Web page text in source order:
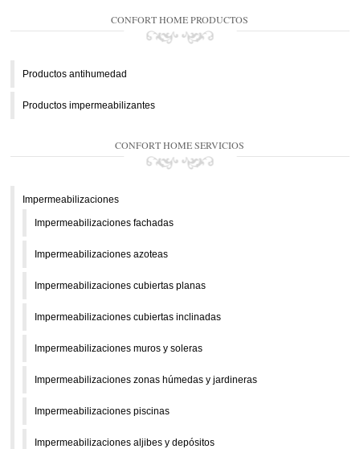
CONFORT HOME PRODUCTOS
Productos antihumedad
Productos impermeabilizantes
CONFORT HOME SERVICIOS
Impermeabilizaciones
Impermeabilizaciones fachadas
Impermeabilizaciones azoteas
Impermeabilizaciones cubiertas planas
Impermeabilizaciones cubiertas inclinadas
Impermeabilizaciones muros y soleras
Impermeabilizaciones zonas húmedas y jardineras
Impermeabilizaciones piscinas
Impermeabilizaciones aljibes y depósitos